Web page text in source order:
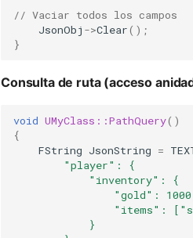
// Vaciar todos los campos
JsonObj ->Clear();
}
Consulta de ruta (acceso
void UMyClass::PathQuery()
{
FString JsonString =
        "player": {
            "inventory": {
                "gold": 1000,
"items":
            }